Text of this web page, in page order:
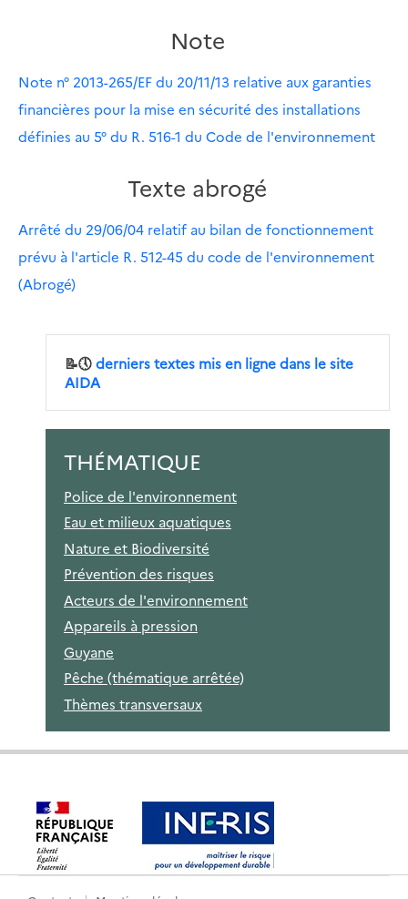
Note
Note n° 2013-265/EF du 20/11/13 relative aux garanties
financières pour la mise en sécurité des installations
définies au 5° du R. 516-1 du Code de l'environnement
Texte abrogé
Arrêté du 29/06/04 relatif au bilan de fonctionnement
prévu à l'article R. 512-45 du code de l'environnement
(Abrogé)
📝🕔derniers textes mis en ligne dans le site
AIDA
THÉMATIQUE
Police de l'environnement
Eau et milieux aquatiques
Nature et Biodiversité
Prévention des risques
Acteurs de l'environnement
Appareils à pression
Guyane
Pêche (thématique arrêtée)
Thèmes transversaux